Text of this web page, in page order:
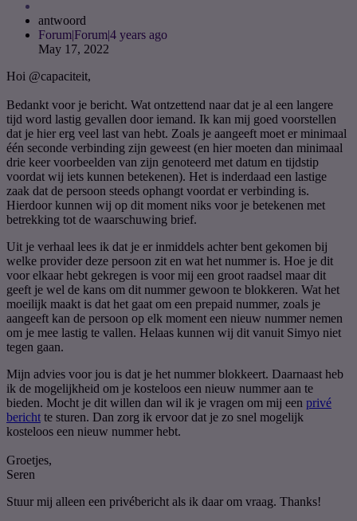
antwoord
Forum|Forum|4 years ago
May 17, 2022
Hoi @capaciteit,
Bedankt voor je bericht. Wat ontzettend naar dat je al een langere
tijd word lastig gevallen door iemand. Ik kan mij goed voorstellen
dat je hier erg veel last van hebt. Zoals je aangeeft moet er minimaal
één seconde verbinding zijn geweest (en hier moeten dan minimaal
drie keer voorbeelden van zijn genoteerd met datum en tijdstip
voordat wij iets kunnen betekenen). Het is inderdaad een lastige
zaak dat de persoon steeds ophangt voordat er verbinding is.
Hierdoor kunnen wij op dit moment niks voor je betekenen met
betrekking tot de waarschuwing brief.
Uit je verhaal lees ik dat je er inmiddels achter bent gekomen bij
welke provider deze persoon zit en wat het nummer is. Hoe je dit
voor elkaar hebt gekregen is voor mij een groot raadsel maar dit
geeft je wel de kans om dit nummer gewoon te blokkeren. Wat het
moeilijk maakt is dat het gaat om een prepaid nummer, zoals je
aangeeft kan de persoon op elk moment een nieuw nummer nemen
om je mee lastig te vallen. Helaas kunnen wij dit vanuit Simyo niet
tegen gaan.
Mijn advies voor jou is dat je het nummer blokkeert. Daarnaast heb
ik de mogelijkheid om je kosteloos een nieuw nummer aan te
bieden. Mocht je dit willen dan wil ik je vragen om mij een privé
bericht te sturen. Dan zorg ik ervoor dat je zo snel mogelijk
kosteloos een nieuw nummer hebt.
Groetjes,
Seren
Stuur mij alleen een privébericht als ik daar om vraag. Thanks!